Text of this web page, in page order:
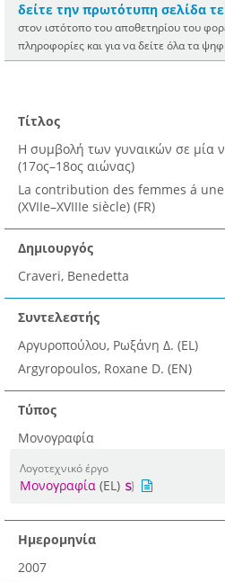
δείτε την πρωτότυπη σελίδα
στον ιστότοπο του αποθετηρίου του
πληροφορίες και για να δείτε όλα τα
Τίτλος
Η συμβολή των γυναικών σε μία
(17ος–18ος αιώνας)
La contribution des femmes á
(XVIIe–XVIIIe siècle) (FR)
Δημιουργός
Craveri, Benedetta
Συντελεστής
Αργυροπούλου, Ρωξάνη Δ. (EL)
Argyropoulos, Roxane D. (EN)
Τύπος
Μονογραφία
Λογοτεχνικό έργο
Μονογραφία (EL)
Ημερομηνία
2007